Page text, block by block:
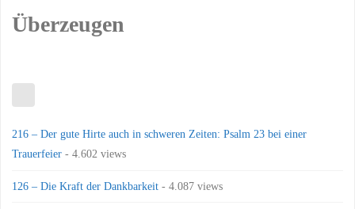
Überzeugen
216 – Der gute Hirte auch in schweren Zeiten: Psalm 23 bei einer
Trauerfeier - 4.602 views
126 – Die Kraft der Dankbarkeit - 4.087 views